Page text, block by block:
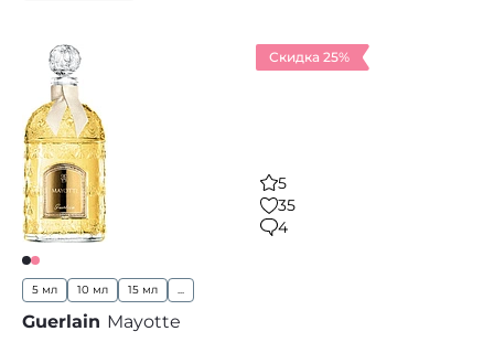
Скидка 25%
5
35
4
5 мл 10 мл 15 мл ...
Guerlain Mayotte